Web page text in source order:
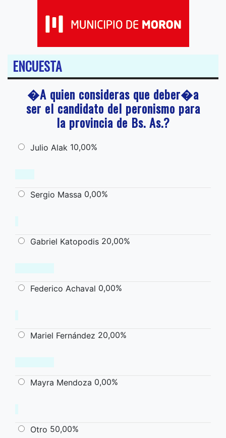
ENCUESTA
�A quien consideras que deber�a
ser el candidato del peronismo para
la provincia de Bs. As.?
Julio Alak 10,00%
Sergio Massa 0,00%
Gabriel Katopodis 20,00%
Federico Achaval 0,00%
Mariel Fernández 20,00%
Mayra Mendoza 0,00%
Otro 50,00%